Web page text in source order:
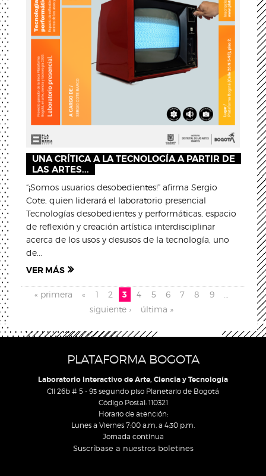
UNA CRÍTICA A LA TECNOLOGÍA A PARTIR DE
LAS ARTES...
“¡Somos usuarios desobedientes!” afirma Sergio
Cote, quien liderará el laboratorio presencial
Tecnologías desobedientes y performáticas, espacio
de reflexión y creación artística interdisciplinar
acerca de los usos y desusos de la tecnología, uno
de...
VER MÁS
Pages
« primera « 1 2 3 4 5 6 7 8 9
siguiente ›
última »
PLATAFORMA BOGOTA
Laboratorio Interactivo de Arte, Ciencia y Tecnología
Cll 26b # 5 - 93 segundo piso Planetario de Bogotá
Código Postal: 110321
Horario de atención:
Lunes a Viernes 7:00 a.m. a 4:30 p.m.
Jornada continua
Suscríbase a nuestros boletines